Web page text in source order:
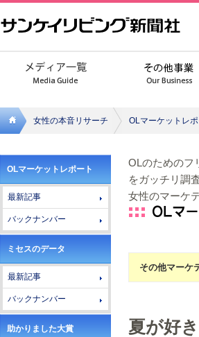
イリビ
ング新
女性の本音リサーチ OLマーケットレ
OLマーケットレポート
最新記事
バックナンバー
ミセスのデータ
最新記事
バックナンバー
助かりました大賞
OLのためのフ
をガッチリ調査
女性のマーケ
その他マーケ
夏が好